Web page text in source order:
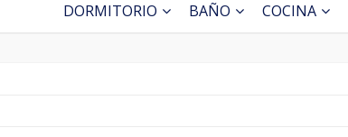
DORMITORIO BAÑO COCINA